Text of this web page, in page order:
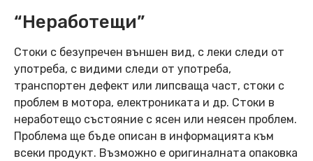
“Неработещи”
Стоки с безупречен външен вид, с леки следи от
употреба, с видими следи от употреба,
транспортен дефект или липсваща част, стоки с
проблем в мотора, електрониката и др. Стоки в
неработещо състояние с ясен или неясен проблем.
Проблема ще бъде описан в информацията към
всеки продукт. Възможно е оригиналната опаковка